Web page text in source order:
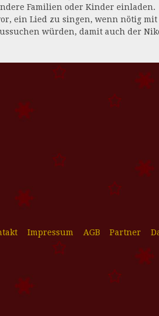
Familien oder Kinder einladen.
ein Lied zu singen, wenn nötig
würden, damit auch der
Impressum AGB Partner